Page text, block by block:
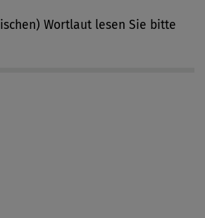
Wortlaut lesen Sie bitte